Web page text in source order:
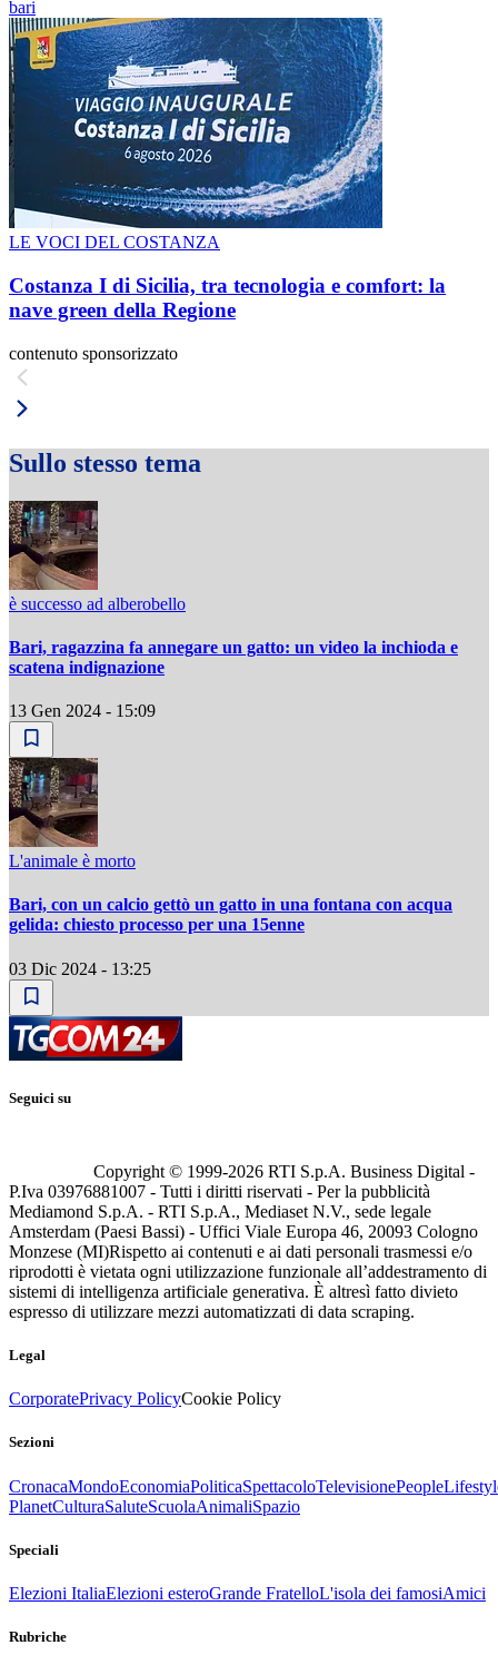
bari
LE VOCI DEL COSTANZA
Costanza I di Sicilia, tra tecnologia e comfort: la
nave green della Regione
contenuto sponsorizzato
Sullo stesso tema
è successo ad alberobello
Bari, ragazzina fa annegare un gatto: un video la inchioda e
scatena indignazione
13 Gen 2024 - 15:09
L'animale è morto
Bari, con un calcio gettò un gatto in una fontana con acqua
gelida: chiesto processo per una 15enne
03 Dic 2024 - 13:25
Seguici su
Copyright © 1999-2026 RTI S.p.A. Business Digital -
P.Iva 03976881007 - Tutti i diritti riservati - Per la pubblicità
Mediamond S.p.A. - RTI S.p.A., Mediaset N.V., sede legale
Amsterdam (Paesi Bassi) - Uffici Viale Europa 46, 20093 Cologno
Monzese (MI)Rispetto ai contenuti e ai dati personali trasmessi e/o
riprodotti è vietata ogni utilizzazione funzionale all’addestramento di
sistemi di intelligenza artificiale generativa. È altresì fatto divieto
espresso di utilizzare mezzi automatizzati di data scraping.
Legal
CorporatePrivacy PolicyCookie Policy
Sezioni
CronacaMondoEconomiaPoliticaSpettacoloTelevisionePeople
PlanetCulturaSaluteScuolaAnimaliSpazio
Speciali
Elezioni ItaliaElezioni esteroGrande FratelloL'isola dei famosiAmici
Rubriche